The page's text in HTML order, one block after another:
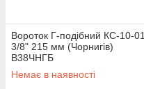
Вороток Г-подібний КС-10-01
3/8" 215 мм (Чорнигів)
В38ЧНГБ
Немає в наявності